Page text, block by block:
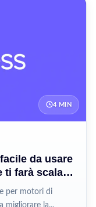
4 MIN
da usare
ti farà scalare
per motori di
migliorare la...